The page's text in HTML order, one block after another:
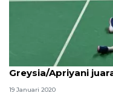
Greysia/Apriyani
19 Januari 2020